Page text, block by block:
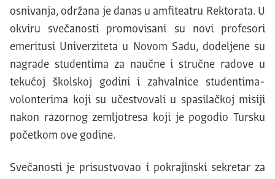
osnivanja, održana je danas u amfiteatru Rektorata. U
okviru svečanosti promovisani su novi profesori
emeritusi Univerziteta u Novom Sadu, dodeljene su
nagrade studentima za naučne i stručne radove u
tekućoj školskoj godini i zahvalnice studentima-
volonterima koji su učestvovali u spasilačkoj misiji
nakon razornog zemljotresa koji je pogodio Tursku
početkom ove godine.
Svečanosti je prisustvovao i pokrajinski sekretar za